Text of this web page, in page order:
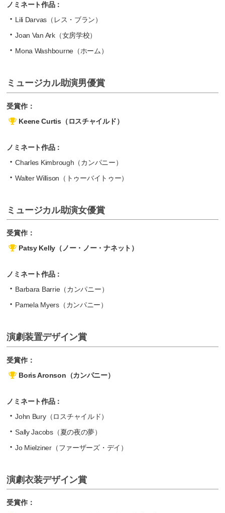
ノミネート作品：
Lili Darvas（レス・ブラン）
Joan Van Ark（女房学校）
Mona Washbourne（ホーム）
ミュージカル助演男優賞
受賞作：
Keene Curtis（ロスチャイルド）
ノミネート作品：
Charles Kimbrough（カンパニー）
Walter Willison（トゥーバイトゥー）
ミュージカル助演女優賞
受賞作：
Patsy Kelly（ノー・ノー・ナネット）
ノミネート作品：
Barbara Barrie（カンパニー）
Pamela Myers（カンパニー）
演劇装置デザイン賞
受賞作：
Boris Aronson（カンパニー）
ノミネート作品：
John Bury（ロスチャイルド）
Sally Jacobs（夏の夜の夢）
Jo Mielziner（ファーザーズ・デイ）
演劇衣装デザイン賞
受賞作：